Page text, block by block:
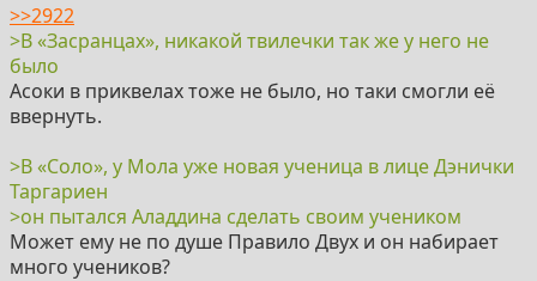
>>2922
>В «Засранцах», никакой твилечки так же у него не
было
Асоки в приквелах тоже не было, но таки смогли её
ввернуть.
>В «Соло», у Мола уже новая ученица в лице Дэнички
Таргариен
>он пытался Аладдина сделать своим учеником
Может ему не по душе Правило Двух и он набирает
много учеников?